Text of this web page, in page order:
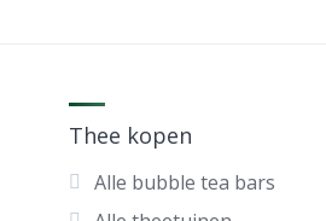
Thee kopen
Alle bubble tea bars